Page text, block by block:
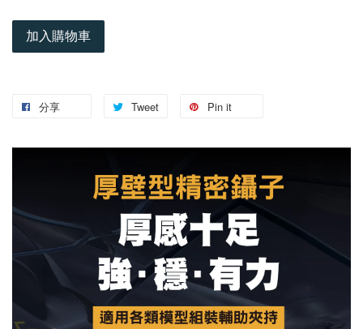
加入購物車
分享 Tweet Pin it